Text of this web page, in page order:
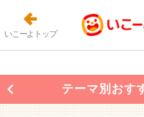
いこーよトップ
テーマ別おす